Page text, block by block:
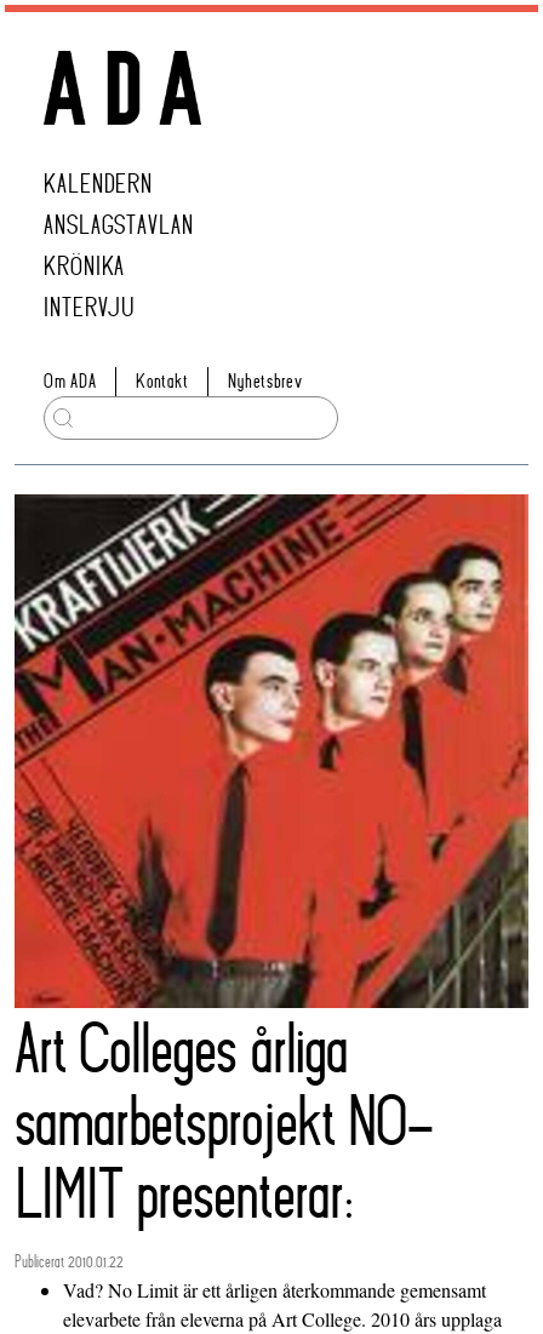
KALENDERN
ANSLAGSTAVLAN
KRÖNIKA
INTERVJU
Om ADA Kontakt Nyhetsbrev
Art Colleges årliga
samarbetsprojekt NO-
LIMIT presenterar:
Publicerat 2010.01.22
Vad? No Limit är ett årligen återkommande gemensamt
elevarbete från eleverna på Art College. 2010 års upplaga